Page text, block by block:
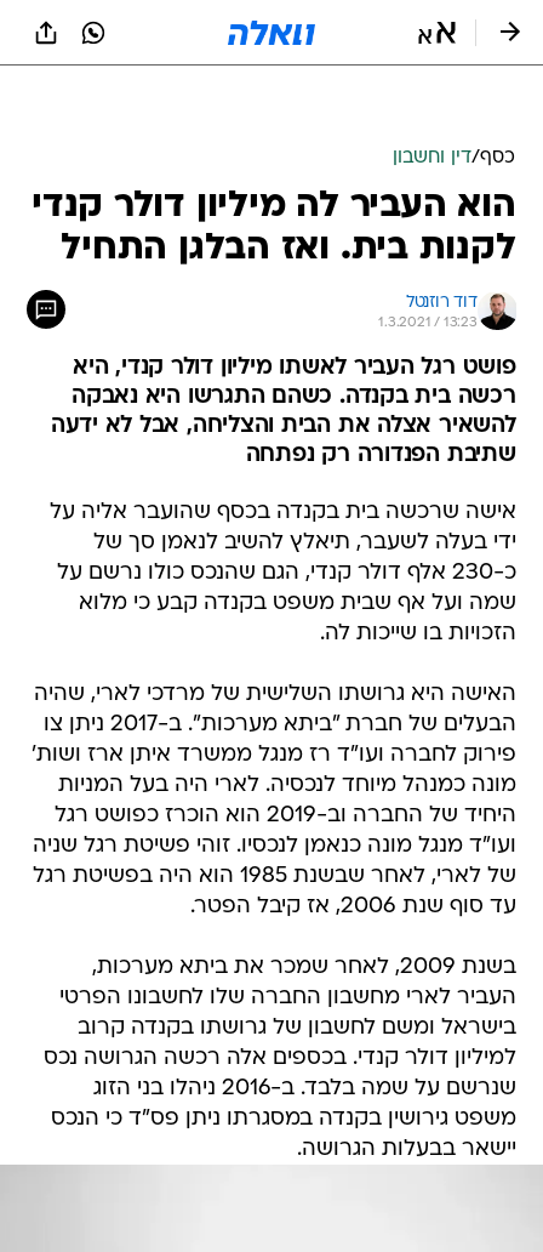
הוא העביר לה מיליון דולר קנדי
לקנות בית. ואז הבלגן התחיל
דוד רוזנטל
1.3.2021 / 13:23
פושט רגל העביר לאשתו מיליון דולר קנדי, היא
רכשה בית בקנדה. כשהם התגרשו היא נאבקה
להשאיר אצלה את הבית והצליחה, אבל לא ידעה
שתיבת הפנדורה רק נפתחה
אישה שרכשה בית בקנדה בכסף שהועבר אליה על
כ-230 אלף דולר קנדי, הגם שהנכס כולו נרשם על
שמה ועל אף שבית משפט בקנדה קבע כי מלוא
הזכויות בו שייכות לה.
האישה היא גרושתו השלישית של מרדכי לארי, שהיה
פירוק לחברה ועו"ד רז מנגל ממשרד איתן ארז ושות'
מונה כמנהל מיוחד לנכסיה. לארי היה בעל המניות
היחיד של החברה וב-2019 הוא הוכרז כפושט רגל
ועו"ד מנגל מונה כנאמן לנכסיו. זוהי פשיטת רגל שניה
של לארי, לאחר שבשנת 1985 הוא היה בפשיטת רגל
עד סוף שנת 2006, אז קיבל הפטר.
בשנת 2009, לאחר שמכר את ביתא מערכות,
בישראל ומשם לחשבון של גרושתו בקנדה קרוב
למיליון דולר קנדי. בכספים אלה רכשה הגרושה נכס
שנרשם על שמה בלבד. ב-2016 ניהלו בני הזוג
משפט גירושין בקנדה במסגרתו ניתן פס"ד כי הנכס
יישאר בבעלות הגרושה.